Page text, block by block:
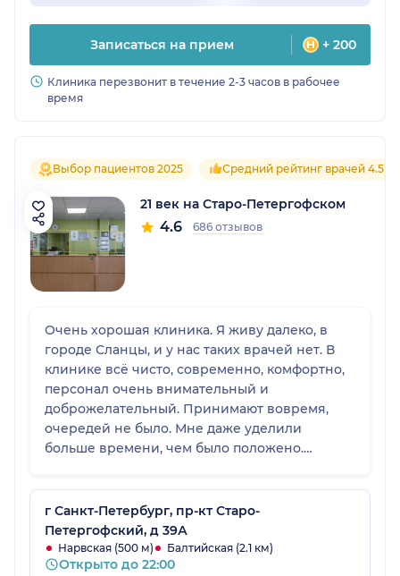
Записаться на прием + 200
Клиника перезвонит в течение 2-3 часов в рабочее
время
Выбор пациентов 2025 Средний рейтинг врачей 4.5
21 век на Старо-Петергофском
4.6 686 отзывов
Очень хорошая клиника. Я живу далеко, в
городе Сланцы, и у нас таких врачей нет. В
клинике всё чисто, современно, комфортно,
персонал очень внимательный и
доброжелательный. Принимают вовремя,
очередей не было. Мне даже уделили
больше времени, чем было положено.
г Санкт-Петербург, пр-кт Старо-
Петергофский, д 39А
Нарвская (500 м) Балтийская (2.1 км)
Открыто до 22:00